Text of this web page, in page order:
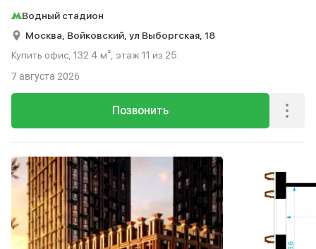
Водный стадион
Москва, Войковский, ул Выборгская, 18
Купить офис, 132.4 м², этаж 11 из 25.
Позвонить
7 августа 2026